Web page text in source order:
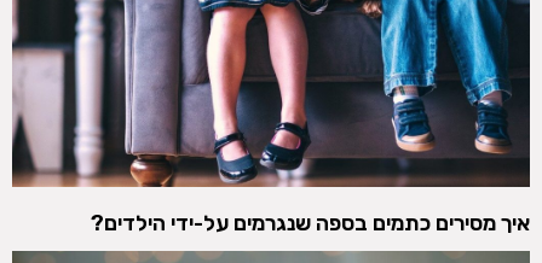
איך מסירים כתמים בספה שנגרמים על-ידי הילדים?